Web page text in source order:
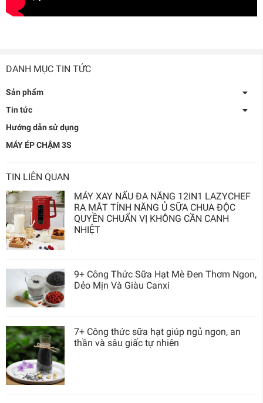
DANH MỤC TIN TỨC
Sản phẩm
Tin tức
Hướng dẫn sử dụng
MÁY ÉP CHẬM 3S
TIN LIÊN QUAN
MÁY XAY NẤU ĐA NĂNG 12IN1 LAZYCHEF
RA MẮT TÍNH NĂNG Ủ SỮA CHUA ĐỘC
QUYỀN CHUẨN VỊ KHÔNG CẦN CANH
NHIỆT
9+ Công Thức Sữa Hạt Mè Đen Thơm Ngon,
Dẻo Mịn Và Giàu Canxi
7+ Công thức sữa hạt giúp ngủ ngon, an
thần và sâu giấc tự nhiên